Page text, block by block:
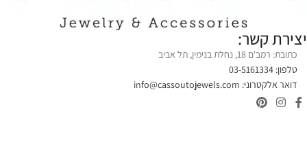
יצירת קשר:
כתובת: רמב'ם 18, נחלת בנימין, תל אביב
טלפון: 03-5161334
דואר אלקטרוני: info@cassoutojewels.com